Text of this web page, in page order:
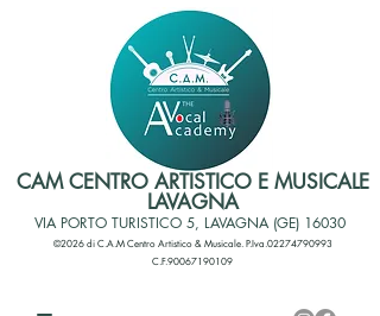
CAM CENTRO ARTISTICO E MUSICALE
LAVAGNA
VIA PORTO TURISTICO 5, LAVAGNA (GE) 16030
©2026 di C.A.M Centro Artistico & Musicale. P.Iva.02274790993
C.F.90067190109